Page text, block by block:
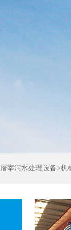
屠宰污水处理设备>机